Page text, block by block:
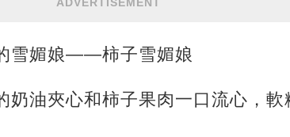
雪媚娘——柿子雪媚娘
奶油夾心和柿子果肉一口流心，